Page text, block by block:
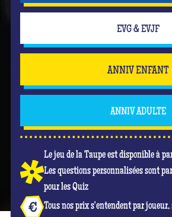
EVG & EVJF
ANNIV ENFANT
ANNIV ADULTE
Le jeu de la Taupe est disponible à
Les questions personnalisées sont
pour les Quiz
Tous nos prix s'entendent par